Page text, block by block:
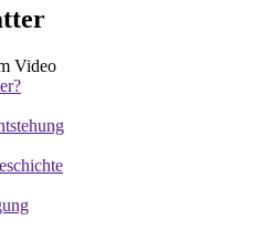
Video